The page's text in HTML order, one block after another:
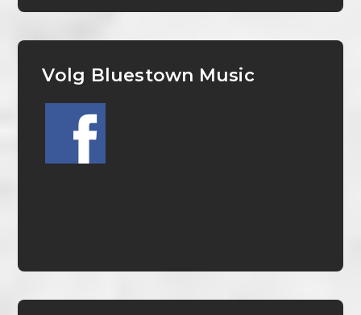
Volg Bluestown Music